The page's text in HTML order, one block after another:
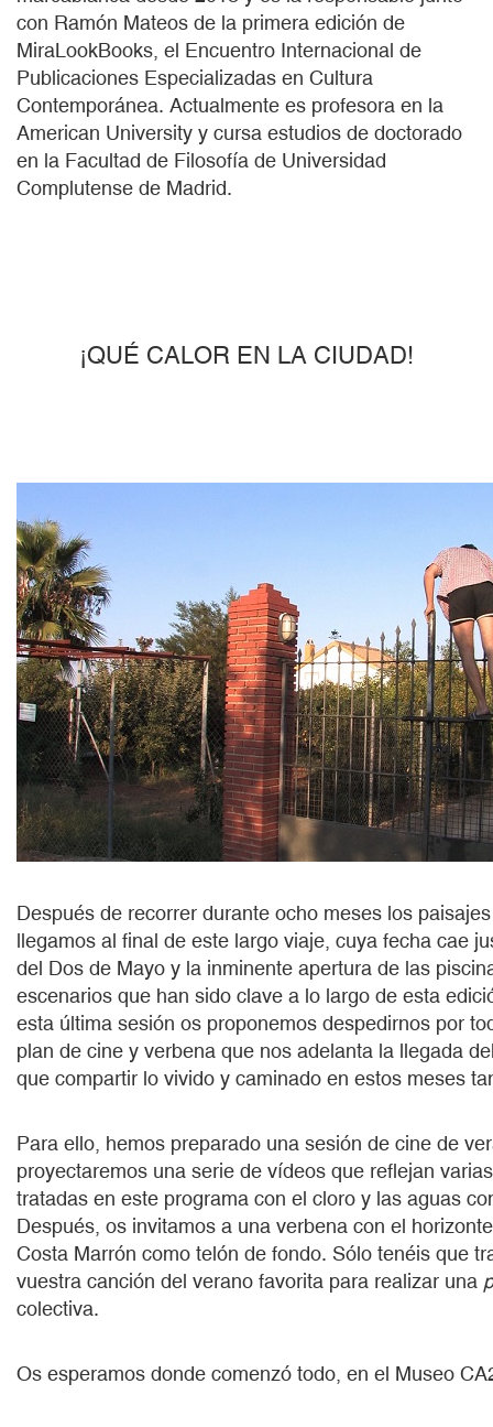
con Ramón Mateos de la primera edición de
MiraLookBooks, el Encuentro Internacional de
Publicaciones Especializadas en Cultura
Contemporánea. Actualmente es profesora en la
American University y cursa estudios de doctorado
en la Facultad de Filosofía de Universidad
Complutense de Madrid.
¡QUÉ CALOR EN LA CIUDAD!
Después de recorrer durante ocho meses los
llegamos al final de este largo viaje, cuya fecha cae
del Dos de Mayo y la inminente apertura de las
escenarios que han sido clave a lo largo de esta
esta última sesión os proponemos despedirnos por
plan de cine y verbena que nos adelanta la llegada
que compartir lo vivido y caminado en estos meses
Para ello, hemos preparado una sesión de cine de
proyectaremos una serie de vídeos que reflejan
tratadas en este programa con el cloro y las aguas
Después, os invitamos a una verbena con el
Costa Marrón como telón de fondo. Sólo tenéis que
vuestra canción del verano favorita para realizar una
colectiva.
Os esperamos donde comenzó todo, en el Museo